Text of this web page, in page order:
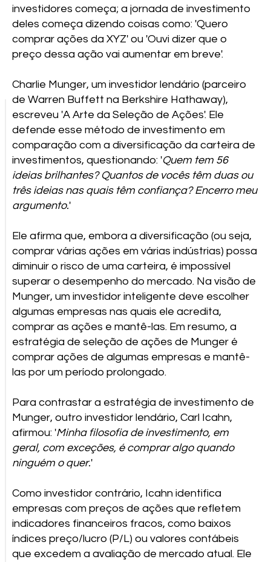
investidores começa; a jornada de investimento
deles começa dizendo coisas como: 'Quero
comprar ações da XYZ' ou 'Ouvi dizer que o
preço dessa ação vai aumentar em breve'.
Charlie Munger, um investidor lendário (parceiro
de Warren Buffett na Berkshire Hathaway),
escreveu 'A Arte da Seleção de Ações'. Ele
defende esse método de investimento em
comparação com a diversificação da carteira de
investimentos, questionando: 'Quem tem 56
ideias brilhantes? Quantos de vocês têm duas ou
três ideias nas quais têm confiança? Encerro meu
argumento.'
Ele afirma que, embora a diversificação (ou seja,
comprar várias ações em várias indústrias) possa
diminuir o risco de uma carteira, é impossível
superar o desempenho do mercado. Na visão de
Munger, um investidor inteligente deve escolher
algumas empresas nas quais ele acredita,
comprar as ações e mantê-las. Em resumo, a
estratégia de seleção de ações de Munger é
comprar ações de algumas empresas e mantê-
las por um período prolongado.
Para contrastar a estratégia de investimento de
Munger, outro investidor lendário, Carl Icahn,
afirmou: 'Minha filosofia de investimento, em
geral, com exceções, é comprar algo quando
ninguém o quer.'
Como investidor contrário, Icahn identifica
empresas com preços de ações que refletem
indicadores financeiros fracos, como baixos
índices preço/lucro (P/L) ou valores contábeis
que excedem a avaliação de mercado atual. Ele